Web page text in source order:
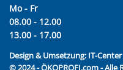
Mo - Fr
08.00 - 12.00
13.00 - 17.00
Design & Umsetzung: IT-
© 2024 - ÖKOPROFI.com -